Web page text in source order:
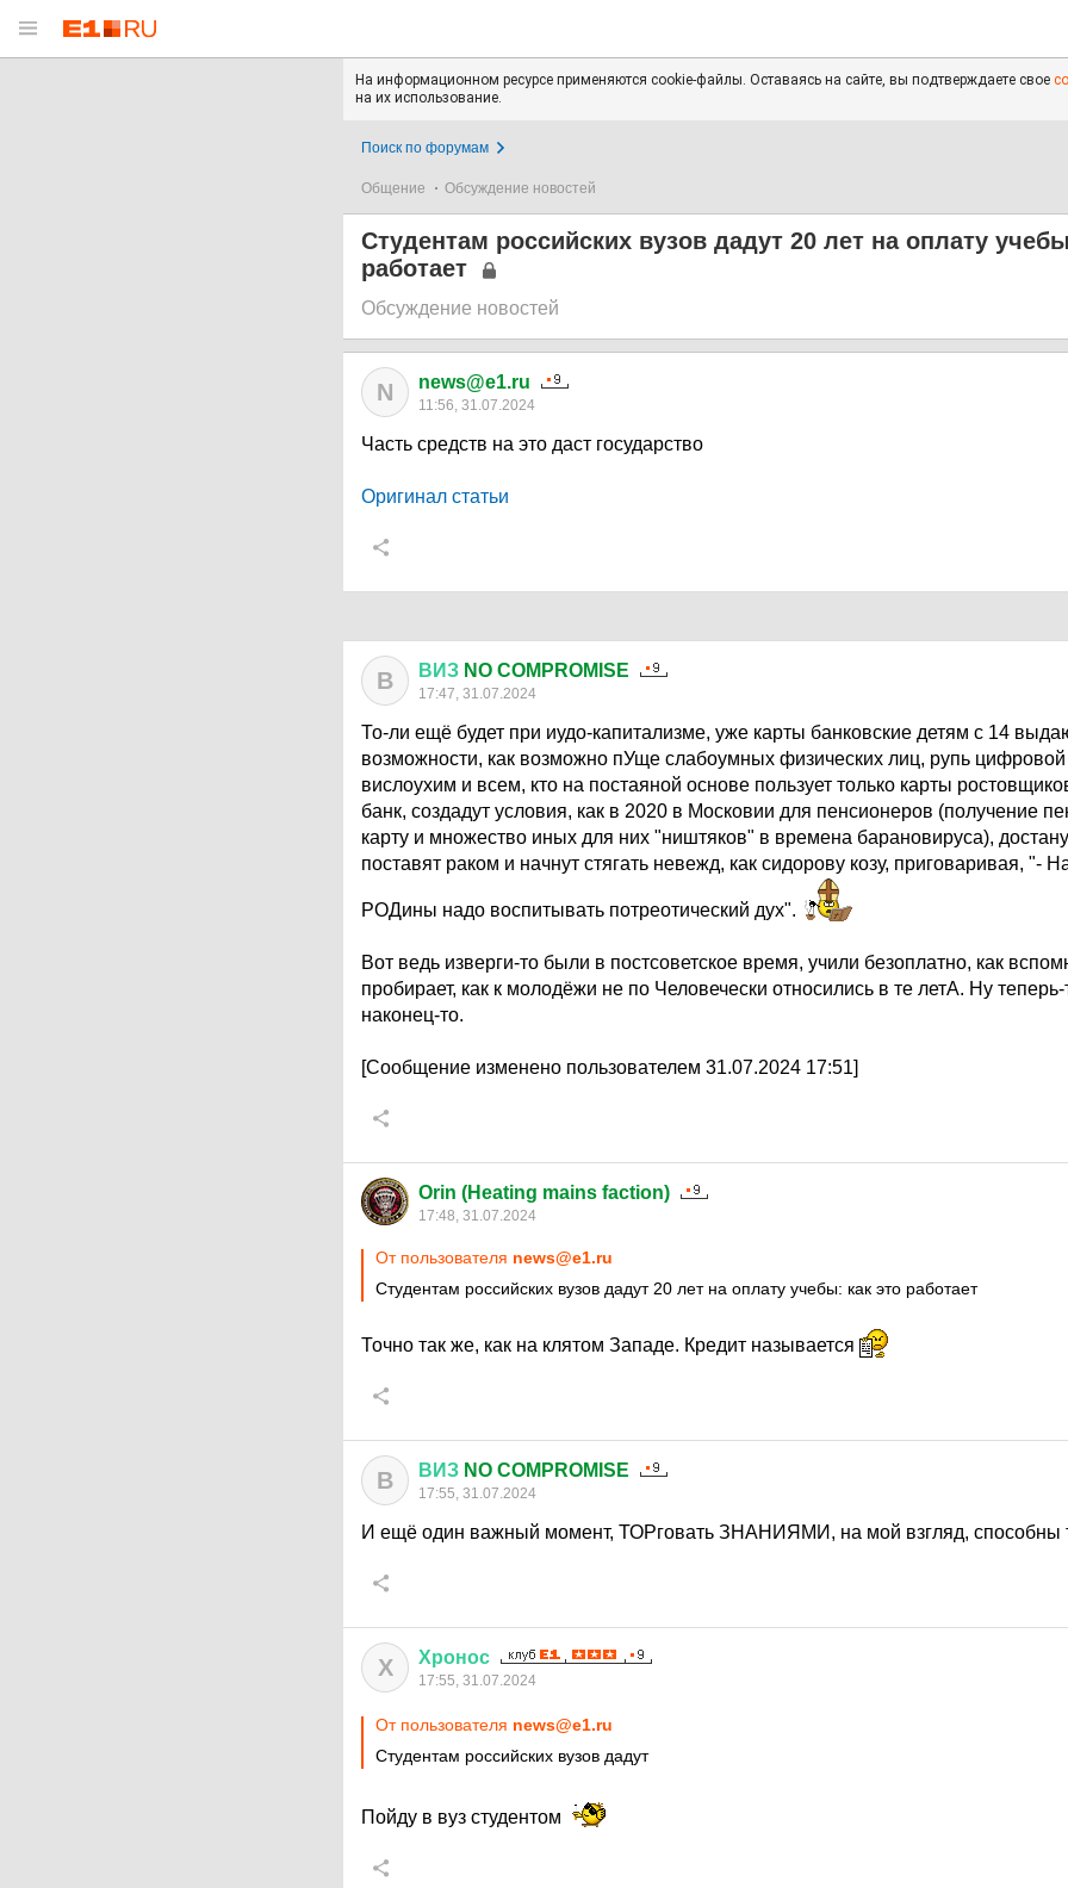
На информационном ресурсе применяются cookie-файлы. Оставаясь на сайте, вы подтверждаете свое
на их использование.
Поиск по форумам
Общение Обсуждение новостей
Студентам российских вузов дадут 20 лет на оплату
работает
Обсуждение новостей
N news@e1.ru
11:56, 31.07.2024
Часть средств на это даст государство
Оригинал статьи
В ВИЗ NO COMPROMISE
17:47, 31.07.2024
То-ли ещё будет при иудо-капитализме, уже карты банковские детям с 14
возможности, как возможно пУще слабоумных физических лиц, рупь цифровой
вислоухим и всем, кто на постаяной основе пользует только карты
банк, создадут условия, как в 2020 в Московии для пенсионеров (получение
карту и множество иных для них "ништяков" в времена барановируса),
поставят раком и начнут стягать невежд, как сидорову козу, приговаривая, "-
РОДины надо воспитывать потреотический дух".
Вот ведь изверги-то были в постсоветское время, учили безоплатно, как
пробирает, как к молодёжи не по Человечески относились в те летА. Ну
наконец-то.
[Сообщение изменено пользователем 31.07.2024 17:51]
Orin (Heating mains faction)
17:48, 31.07.2024
От пользователя news@e1.ru
Студентам российских вузов дадут 20 лет на оплату учебы: как это работает
Точно так же, как на клятом Западе. Кредит называется
В ВИЗ NO COMPROMISE
17:55, 31.07.2024
И ещё один важный момент, ТОРговать ЗНАНИЯМИ, на мой взгляд, способны
Х Хронос
17:55, 31.07.2024
От пользователя news@e1.ru
Студентам российских вузов дадут
Пойду в вуз студентом